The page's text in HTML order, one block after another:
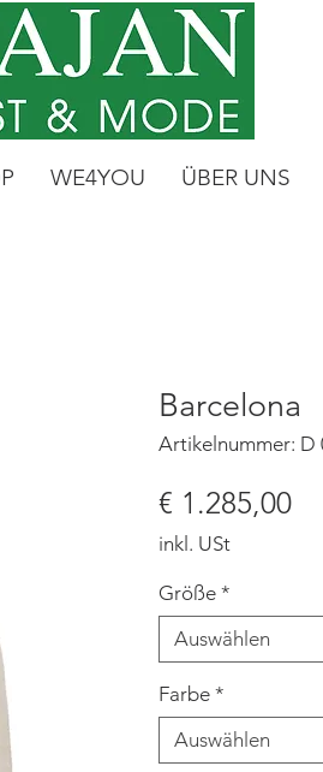
WE4YOU ÜBER UNS
Barcelona
Artikelnummer: D
€ 1.285,00
inkl. USt
Größe *
Auswählen
Farbe *
Auswählen